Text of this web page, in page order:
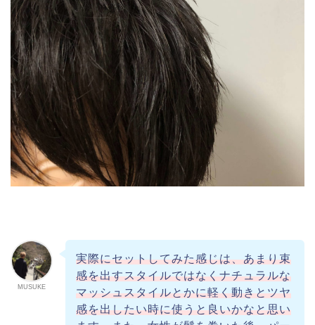
MUSUKE
実際にセットしてみた感じは、あまり束
感を出すスタイルではなくナチュラルな
マッシュスタイルとかに軽く動きとツヤ
感を出したい時に使うと良いかなと思い